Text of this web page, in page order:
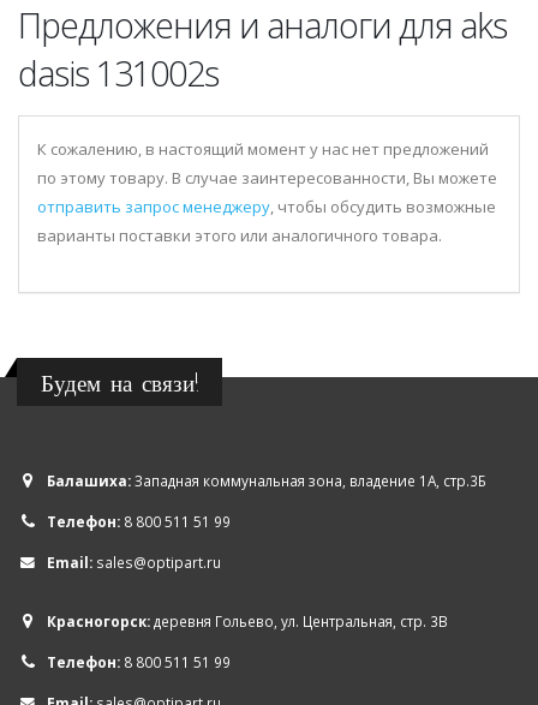
Предложения и аналоги для aks
dasis 131002s
К сожалению, в настоящий момент у нас нет предложений
по этому товару. В случае заинтересованности, Вы можете
отправить запрос менеджеру, чтобы обсудить возможные
варианты поставки этого или аналогичного товара.
Будем на связи!
Балашиха:Западная коммунальная зона, владение 1А, стр.3Б
Телефон: 8 800 511 51 99
Email: sales@optipart.ru
Красногорск:деревня Гольево, ул. Центральная, стр. 3В
Телефон: 8 800 511 51 99